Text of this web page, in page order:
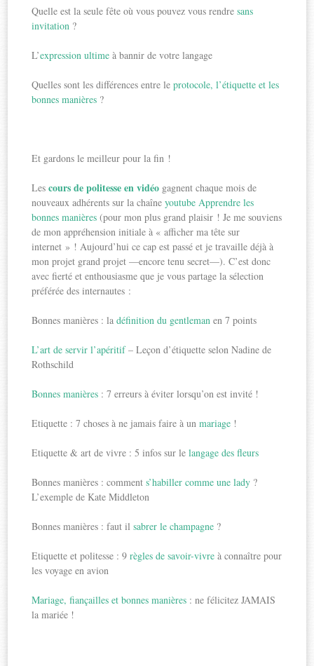
Quelle est la seule fête où vous pouvez vous rendresans
invitation ?
L’expression ultime à bannir de votre langage
Quelles sont les différences entre leprotocole, l’étiquette et les
bonnes manières ?
Et gardons le meilleur pour la fin !
Lescours de politesse en vidéo gagnent chaque mois de
nouveaux adhérents sur la chaîneyoutube Apprendre les
bonnes manières (pour mon plus grand plaisir ! Je me souviens
de mon appréhension initiale à « afficher ma tête sur
internet » ! Aujourd’hui ce cap est passé et je travaille déjà à
mon projet grand projet —encore tenu secret—). C’est donc
avec fierté et enthousiasme que je vous partage la sélection
préférée des internautes :
Bonnes manières : ladéfinition du gentleman en 7 points
L’art de servir l’apéritif– Leçon d’étiquette selon Nadine de
Rothschild
Bonnes manières : 7 erreurs à éviter lorsqu’on est invité !
Etiquette : 7 choses à ne jamais faire à unmariage !
Etiquette & art de vivre : 5 infos sur lelangage des fleurs
Bonnes manières : comments’habiller comme une lady ?
L’exemple de Kate Middleton
Bonnes manières : faut ilsabrer le champagne ?
Etiquette et politesse : 9règles de savoir-vivre à connaître pour
les voyage en avion
Mariage, fiançailles et bonnes manières : ne félicitez JAMAIS
la mariée !